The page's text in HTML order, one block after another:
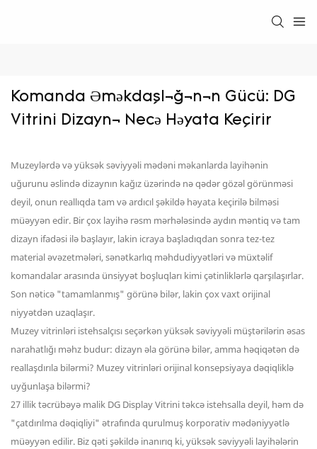
Komanda Əməkdaşlığının Gücü: DG
Vitrini Dizaynı Necə Həyata Keçirir
Muzeylərdə və yüksək səviyyəli mədəni məkanlarda layihənin
uğurunu əslində dizaynın kağız üzərində nə qədər gözəl görünməsi
deyil, onun reallıqda tam və ardıcıl şəkildə həyata keçirilə bilməsi
müəyyən edir. Bir çox layihə rəsm mərhələsində aydın məntiq və tam
dizayn ifadəsi ilə başlayır, lakin icraya başladıqdan sonra tez-tez
material əvəzetmələri, sənətkarlıq məhdudiyyətləri və müxtəlif
komandalar arasında ünsiyyət boşluqları kimi çətinliklərlə qarşılaşırlar.
Son nəticə "tamamlanmış" görünə bilər, lakin çox vaxt orijinal
niyyətdən uzaqlaşır.
Muzey vitrinləri istehsalçısı seçərkən yüksək səviyyəli müştərilərin əsas
narahatlığı məhz budur: dizayn əla görünə bilər, amma həqiqətən də
reallaşdırıla bilərmi? Muzey vitrinləri orijinal konsepsiyaya dəqiqliklə
uyğunlaşa bilərmi?
27 illik təcrübəyə malik DG Display Vitrini təkcə istehsalla deyil, həm də
"çatdırılma dəqiqliyi" ətrafında qurulmuş korporativ mədəniyyətlə
müəyyən edilir. Biz qəti şəkildə inanırıq ki, yüksək səviyyəli layihələrin